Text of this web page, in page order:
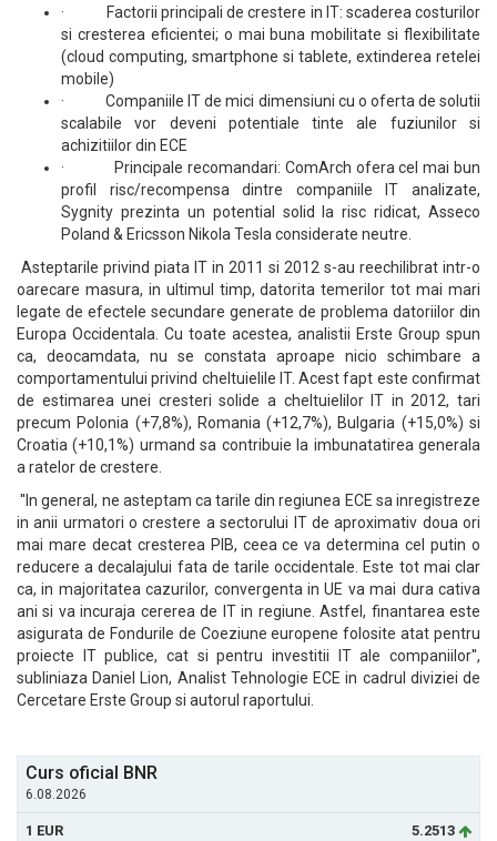
· Factorii principali de crestere in IT: scaderea costurilor
si cresterea eficientei; o mai buna mobilitate si flexibilitate
(cloud computing, smartphone si tablete, extinderea retelei
mobile)
· Companiile IT de mici dimensiuni cu o oferta de solutii
scalabile vor deveni potentiale tinte ale fuziunilor si
achizitiilor din ECE
· Principale recomandari: ComArch ofera cel mai bun
profil risc/recompensa dintre companiile IT analizate,
Sygnity prezinta un potential solid la risc ridicat, Asseco
Poland & Ericsson Nikola Tesla considerate neutre.
Asteptarile privind piata IT in 2011 si 2012 s-au reechilibrat intr-o
oarecare masura, in ultimul timp, datorita temerilor tot mai mari
legate de efectele secundare generate de problema datoriilor din
Europa Occidentala. Cu toate acestea, analistii Erste Group spun
ca, deocamdata, nu se constata aproape nicio schimbare a
comportamentului privind cheltuielile IT. Acest fapt este confirmat
de estimarea unei cresteri solide a cheltuielilor IT in 2012, tari
precum Polonia (+7,8%), Romania (+12,7%), Bulgaria (+15,0%) si
Croatia (+10,1%) urmand sa contribuie la imbunatatirea generala
a ratelor de crestere.
''In general, ne asteptam ca tarile din regiunea ECE sa inregistreze
in anii urmatori o crestere a sectorului IT de aproximativ doua ori
mai mare decat cresterea PIB, ceea ce va determina cel putin o
reducere a decalajului fata de tarile occidentale. Este tot mai clar
ca, in majoritatea cazurilor, convergenta in UE va mai dura cativa
ani si va incuraja cererea de IT in regiune. Astfel, finantarea este
asigurata de Fondurile de Coeziune europene folosite atat pentru
proiecte IT publice, cat si pentru investitii IT ale companiilor'',
subliniaza Daniel Lion, Analist Tehnologie ECE in cadrul diviziei de
Cercetare Erste Group si autorul raportului.
Curs oficial BNR
6.08.2026
1 EUR
5.2513